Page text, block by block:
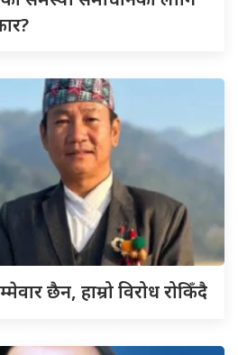
छैन, हाम्रो विरोध रोकिँदै